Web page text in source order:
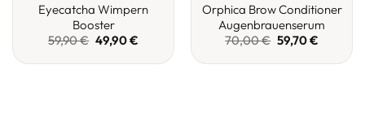
Eyecatcha Wimpern
Booster
59,90€ Ursprünglicher
Preis
war:
49,90€Aktueller
ist:
Orphica Brow Conditioner
Augenbrauenserum
70,00€ Ursprünglicher
Preis
war:
59,70€Aktueller
ist: